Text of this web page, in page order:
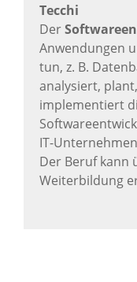
Tecchi
Der
Anwendungen
tun, z. B.
analysiert,
implementiert
IT-
Der Beruf kann
Weiterbildung